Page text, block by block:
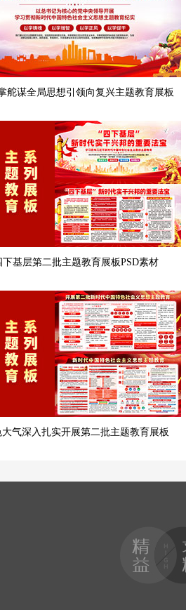
舵谋全局思想引领向复兴主题教育展板
下基层第二批主题教育展板PSD素材
大气深入扎实开展第二批主题教育展板